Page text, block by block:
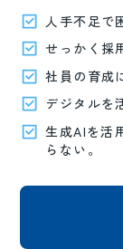
人手不足で
せっかく採
社員の育成
デジタルを
生成AIを活
らない。